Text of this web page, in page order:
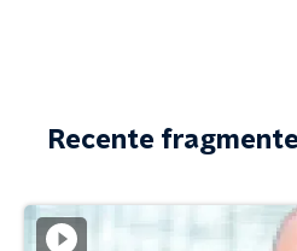
Recente